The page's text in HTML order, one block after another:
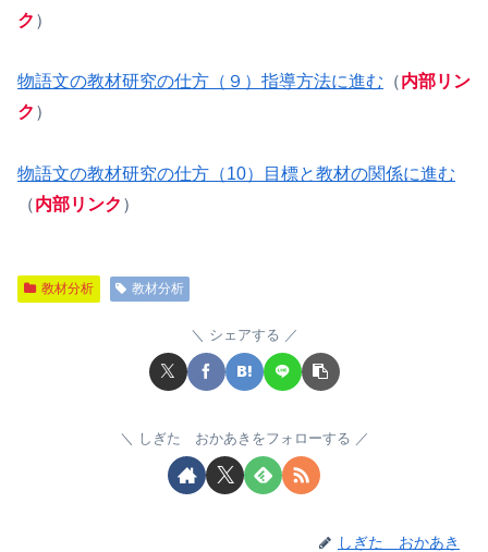
ク ）
物語文の教材研究の仕方（９）指導方法に進む （内部リン
ク ）
物語文の教材研究の仕方（10）目標と教材の関係に進む
（内部リンク ）
教材分析 教材分析
シェアする
しぎた おかあきをフォローする
しぎた おかあき